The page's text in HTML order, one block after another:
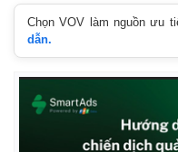
Chọn VOV làm nguồn ưu
dẫn.